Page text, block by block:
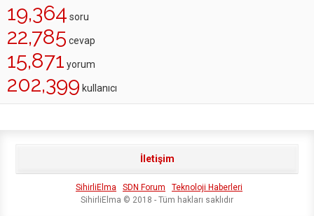
19,364 soru
22,785 cevap
15,871 yorum
202,399 kullanıcı
İletişim
SihirliElma SDN Forum
Teknoloji Haberleri
SihirliElma © 2018 - Tüm hakları saklıdır